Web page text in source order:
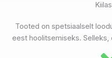
Tooted on spetsiaalselt
eest hoolitsemiseks.